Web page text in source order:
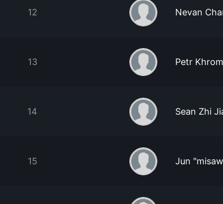
12 Nevan
13 Petr
14 Sean Zhi
15 Jun